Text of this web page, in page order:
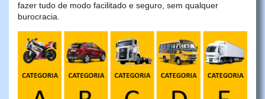
fazer tudo de modo facilitado e seguro, sem qualquer
burocracia.